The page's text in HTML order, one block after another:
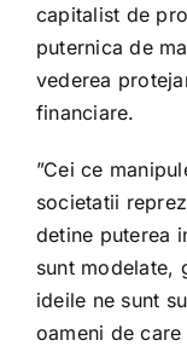
capitalist de
puternica de
vederea
financiare.
”Cei ce
societatii
detine puterea
sunt modelate,
ideile ne sunt
oameni de